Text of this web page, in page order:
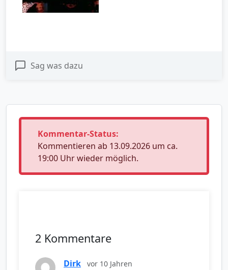
Sag was dazu
Kommentar-Status:
Kommentieren ab 13.09.2026 um ca.
19:00 Uhr wieder möglich.
2 Kommentare
Dirk vor 10 Jahren